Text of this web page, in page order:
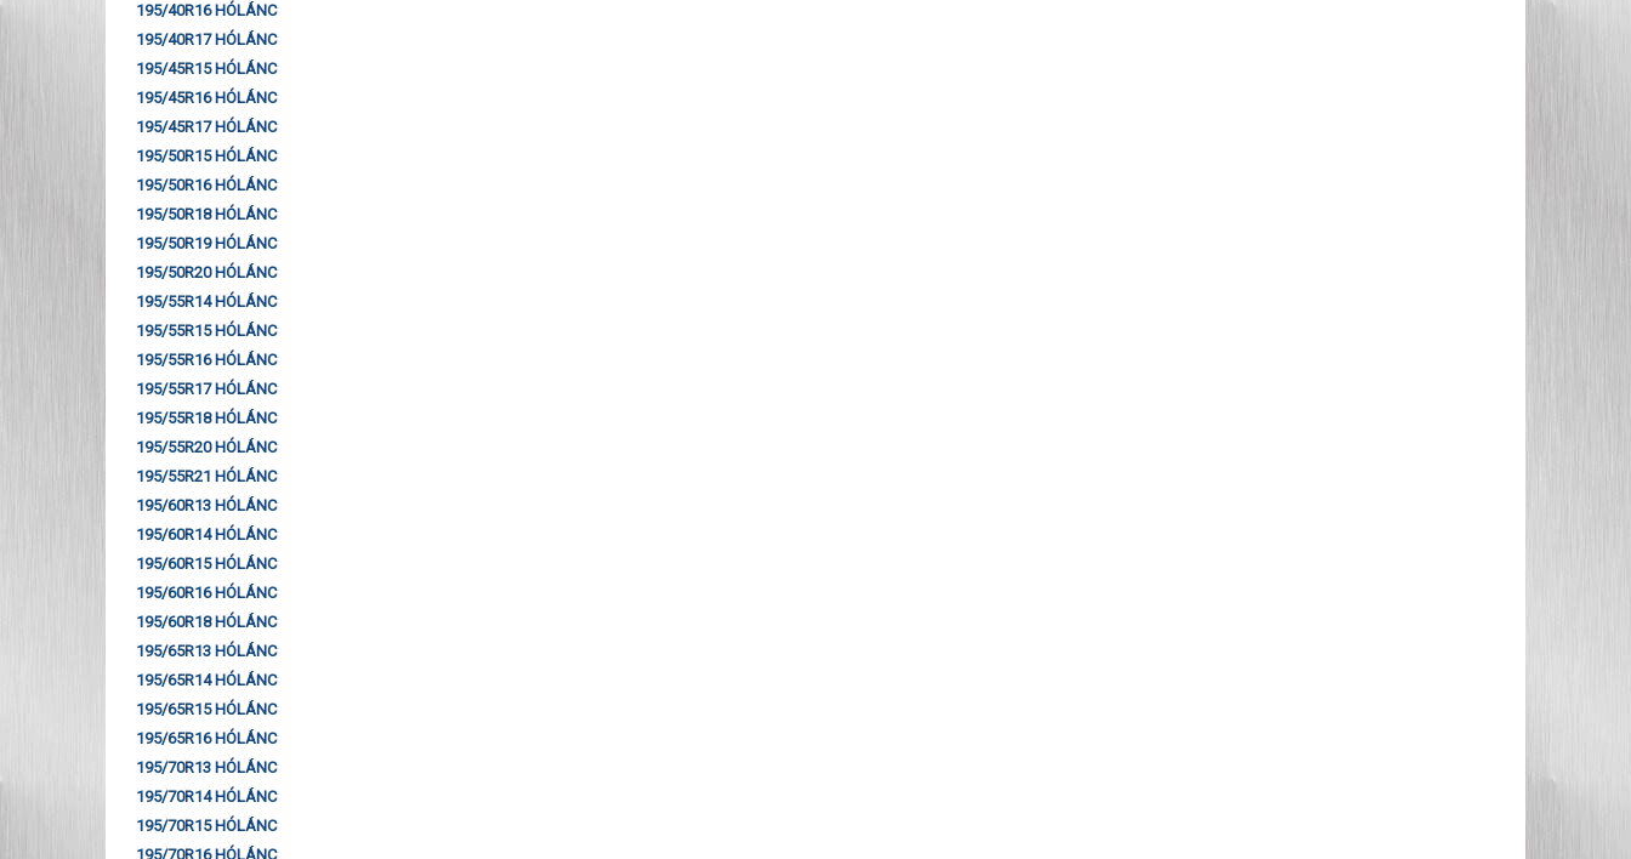
195/40R16 HÓLÁNC
195/40R17 HÓLÁNC
195/45R15 HÓLÁNC
195/45R16 HÓLÁNC
195/45R17 HÓLÁNC
195/50R15 HÓLÁNC
195/50R16 HÓLÁNC
195/50R18 HÓLÁNC
195/50R19 HÓLÁNC
195/50R20 HÓLÁNC
195/55R14 HÓLÁNC
195/55R15 HÓLÁNC
195/55R16 HÓLÁNC
195/55R17 HÓLÁNC
195/55R18 HÓLÁNC
195/55R20 HÓLÁNC
195/55R21 HÓLÁNC
195/60R13 HÓLÁNC
195/60R14 HÓLÁNC
195/60R15 HÓLÁNC
195/60R16 HÓLÁNC
195/60R18 HÓLÁNC
195/65R13 HÓLÁNC
195/65R14 HÓLÁNC
195/65R15 HÓLÁNC
195/65R16 HÓLÁNC
195/70R13 HÓLÁNC
195/70R14 HÓLÁNC
195/70R15 HÓLÁNC
195/70R16 HÓLÁNC